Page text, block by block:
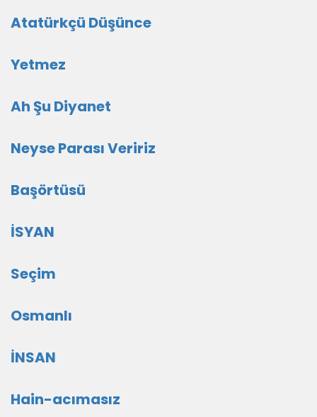
Atatürkçü Düşünce
Yetmez
Ah Şu Diyanet
Neyse Parası Veririz
Başörtüsü
İSYAN
Seçim
Osmanlı
İNSAN
Hain-acımasız